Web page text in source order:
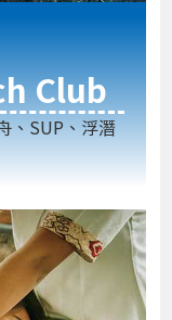
Club
、SUP、浮潛